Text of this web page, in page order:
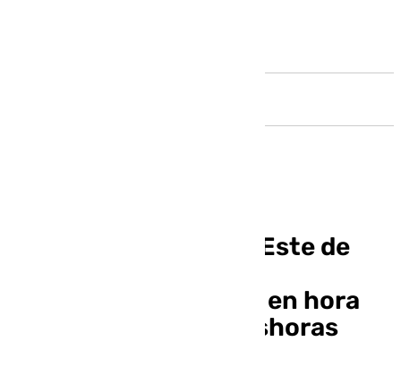
Los conductores del Este de
kilómetros de atasco en hora
punta por obras a deshoras